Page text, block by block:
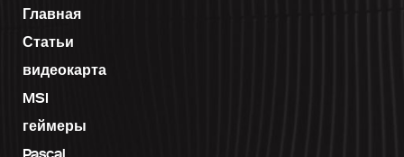
Главная
Статьи
видеокарта
MSI
геймеры